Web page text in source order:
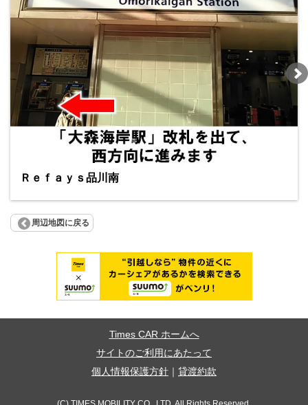
Ｒｅｆａｙｓ品川南
周辺地図に戻る
Times CAR ホームへ
サイトのご利用にあたって
個人情報保護方針
貸渡約款